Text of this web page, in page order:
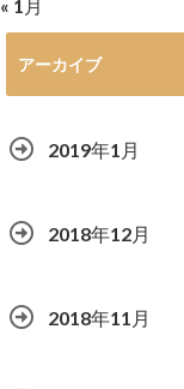
« 1月
アーカイブ
2019年1月
2018年12月
2018年11月